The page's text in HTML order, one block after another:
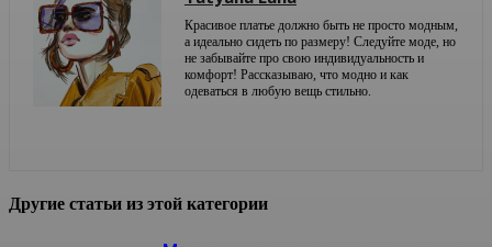
Красивое платье должно быть не просто модным,
а идеально сидеть по размеру! Следуйте моде, но
не забывайте про свою индивидуальность и
комфорт! Рассказываю, что модно и как
одеваться в любую вещь стильно.
Другие статьи из этой категории